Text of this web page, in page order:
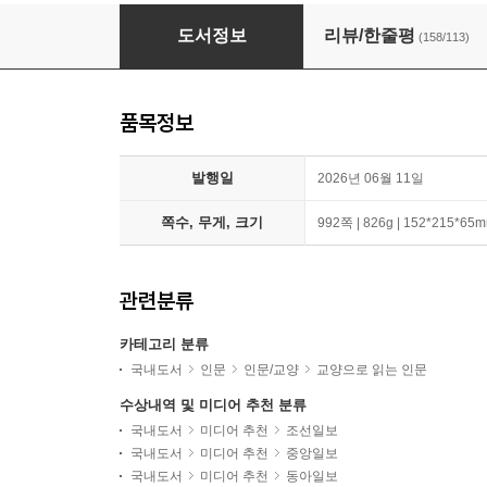
모럴 앰비션 + 휴먼카인드 (리커버 특별판) 세트
도서정보 리뷰/한줄평 (158/113)
품목정보
발행일 2026년 06월 11일
쪽수, 무게, 크기 992쪽 | 826g |
관련분류
카테고리 분류
국내도서 인문 인문/교양 교양으로 읽는 인문
수상내역 및 미디어 추천 분류
국내도서 미디어 추천
조선일보
국내도서
미디어 추천
중앙일보
국내도서
미디어 추천
동아일보